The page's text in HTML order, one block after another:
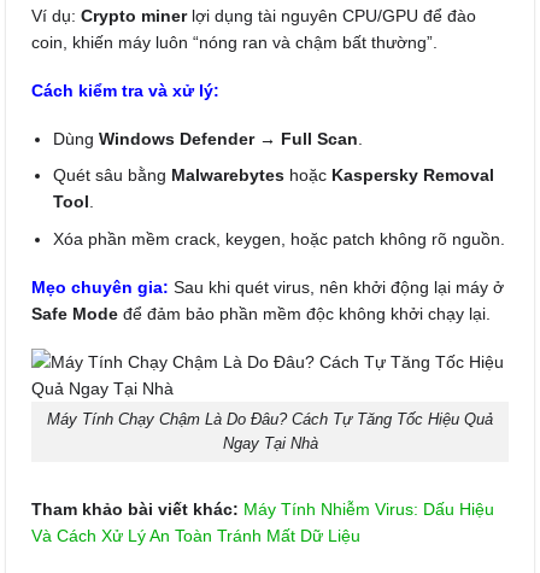
Ví dụ: Crypto minerlợi dụng tài nguyên CPU/GPU để đào
coin, khiến máy luôn “nóng ran và chậm bất thường”.
Cách kiểm tra và xử lý:
DùngWindows Defender → Full Scan
Quét sâu bằng Malwarebytes hoặc Kaspersky Removal
Tool.
Xóa phần mềm crack, keygen, hoặc patch không rõ nguồn.
Mẹo chuyên gia: Sau khi quét virus, nên khởi động lại máy ở
Safe Mode để đảm bảo phần mềm độc không khởi chạy lại.
Máy Tính Chạy Chậm Là Do Đâu? Cách Tự Tăng Tốc Hiệu Quả
Ngay Tại Nhà
Tham khảo bài viết khác: Máy Tính Nhiễm Virus: Dấu Hiệu
Và Cách Xử Lý An Toàn Tránh Mất Dữ Liệu